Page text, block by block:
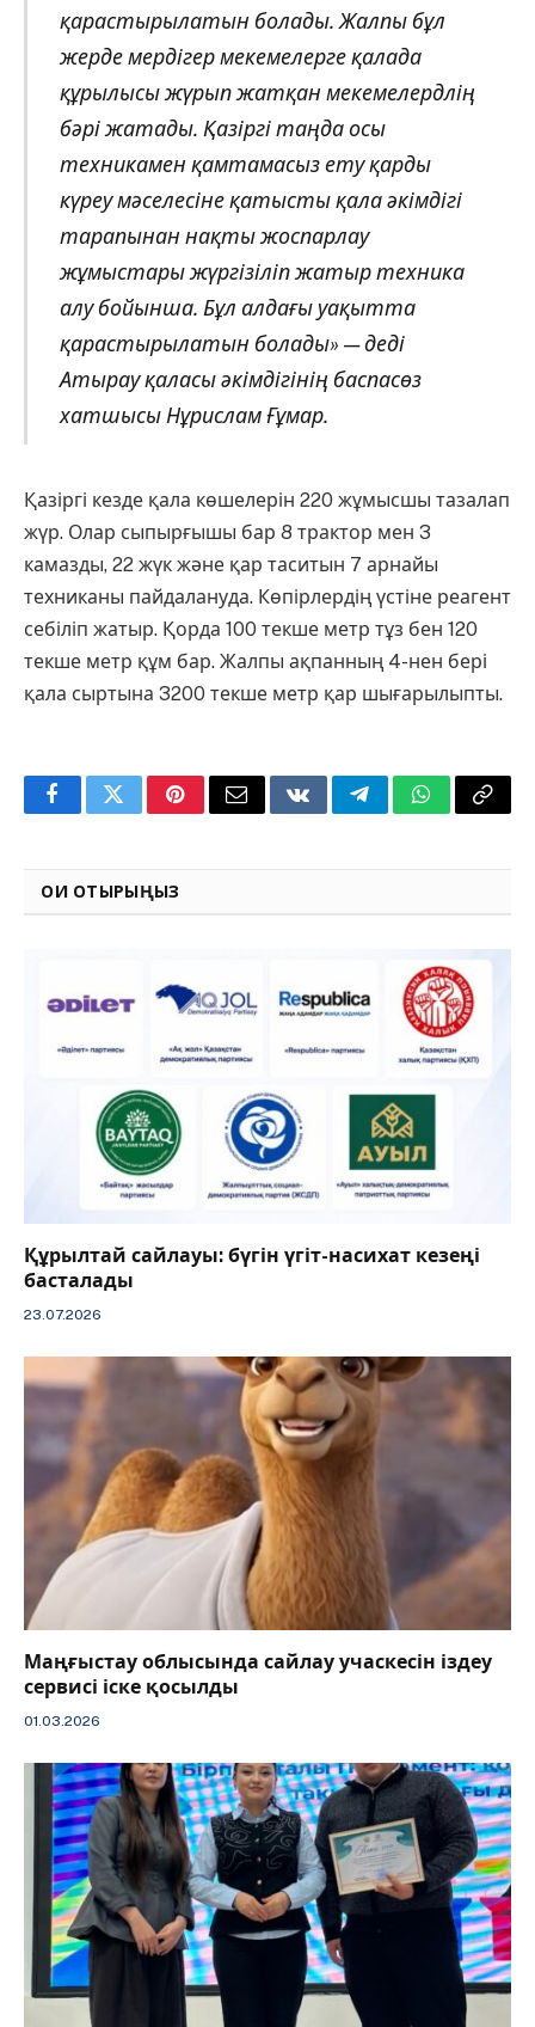
қарастырылатын болады. Жалпы бұл
жерде мердігер мекемелерге қалада
құрылысы жүрып жатқан мекемелердлің
бәрі жатады. Қазіргі таңда осы
техникамен қамтамасыз ету қарды
күреу мәселесіне қатысты қала әкімдігі
тарапынан нақты жоспарлау
жұмыстары жүргізіліп жатыр техника
алу бойынша. Бұл алдағы уақытта
қарастырылатын болады» — деді
Атырау қаласы әкімдігінің баспасөз
хатшысы Нұрислам Ғұмар.
Қазіргі кезде қала көшелерін 220 жұмысшы тазалап
жүр. Олар сыпырғышы бар 8 трактор мен 3
камазды, 22 жүк және қар таситын 7 арнайы
техниканы пайдалануда. Көпірлердің үстіне реагент
себіліп жатыр. Қорда 100 текше метр тұз бен 120
текше метр құм бар. Жалпы ақпанның 4-нен бері
қала сыртына 3200 текше метр қар шығарылыпты.
FacebookTwitterPinterestEmail VKontakteTelegramWhatsApp
Copy
ОҚИ ОТЫРЫҢЫЗ
Құрылтай сайлауы: бүгін үгіт-насихат кезеңі
басталады
23.07.2026
Маңғыстау облысында сайлау учаскесін іздеу
сервисі іске қосылды
01.03.2026